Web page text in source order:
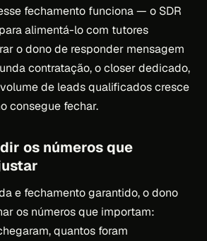
fechamento funciona — o SDR
alimentá-lo com tutores
o dono de responder mensagem
contratação, o closer dedicado,
de leads qualificados cresce
consegue fechar.
os números que
e fechamento garantido, o dono
os números que importam:
quantos foram